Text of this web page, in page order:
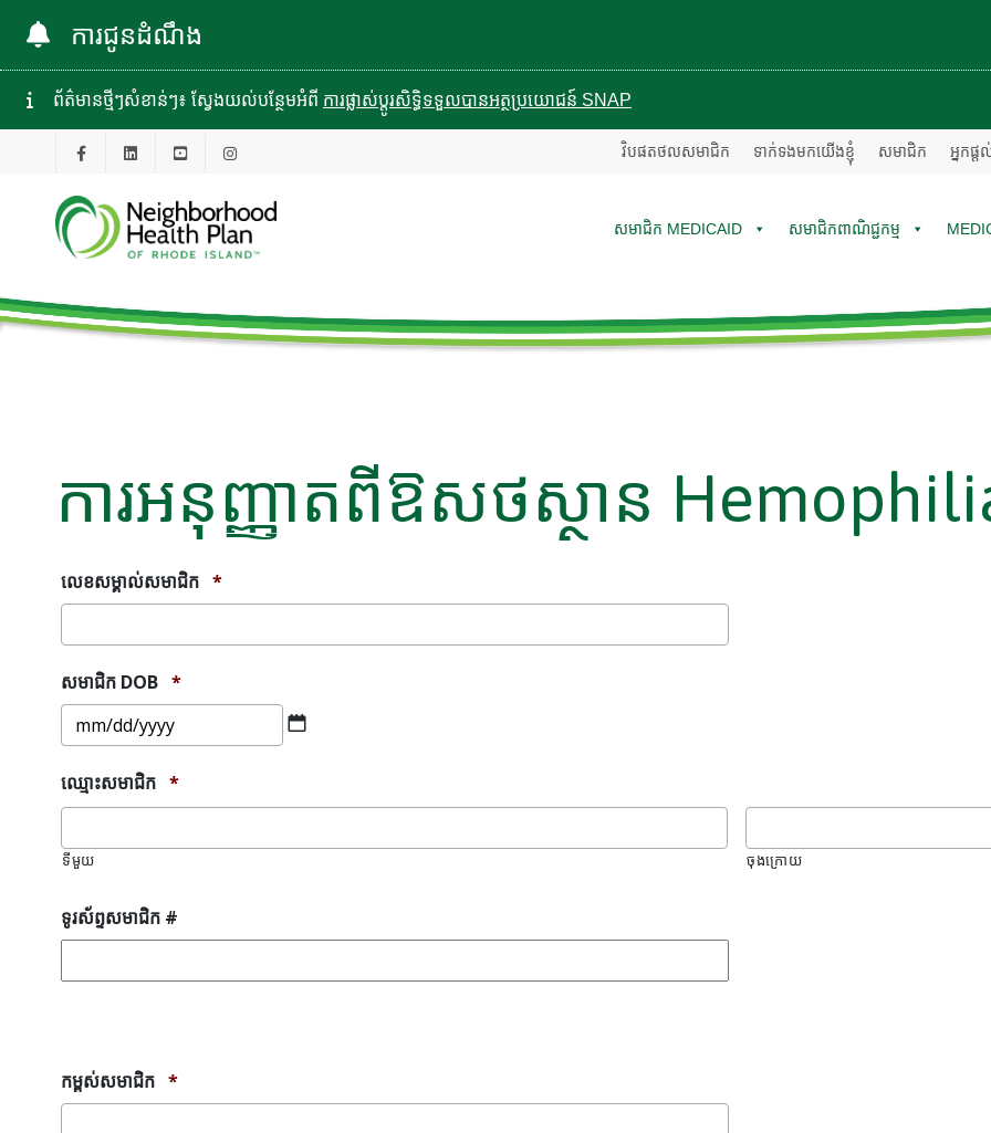
ការជូនដំណឹង
ព័ត៌មានថ្មីៗសំខាន់ៗ៖ ស្វែងយល់បន្ថែមអំពី ការផ្លាស់ប្តូរសិទ្ធិទទួលបានអត្ថប្រយោជន៍ SNAP
វិបផតថលសមាជិក ទាក់ទងមកយើងខ្ញុំ សមាជិក អ្នកផ្ត
សមាជិក MEDICAID សមាជិកពាណិជ្ជកម្ម
ការអនុញ្ញាតពីឱសថស្ថាន
លេខសម្គាល់សមាជិក *
សមាជិក DOB *
MM
ឈ្មោះសមាជិក *
ទីមួយ ចុងក្រោយ
ទូរស័ព្ទសមាជិក #
កម្ពស់សមាជិក *